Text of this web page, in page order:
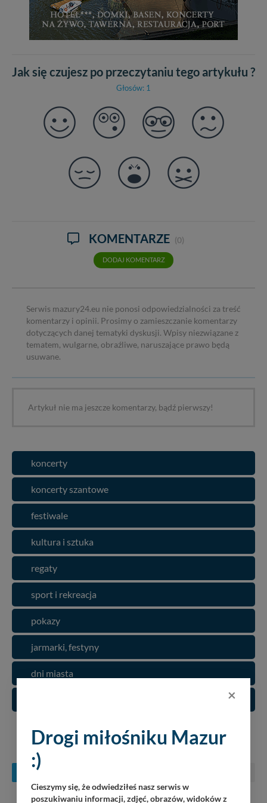
Jak się czujesz po przeczytaniu tego artykułu ?
Głosów: 1
KOMENTARZE (0)
DODAJ KOMENTARZ
Serwis mazury24.eu nie ponosi odpowiedzialności za treść
komentarzy i opinii. Prosimy o zamieszczanie komentarzy
dotyczących danej tematyki dyskusji. Wpisy niezwiązane z
tematem, wulgarne, obraźliwe, naruszające prawo będą
usuwane.
Artykuł nie ma jeszcze komentarzy, bądź pierwszy!
koncerty
koncerty szantowe
festiwale
kultura i sztuka
regaty
sport i rekreacja
pokazy
jarmarki, festyny
dni miasta
KONCERTY NA MAZURACH
SIERPIEŃ
PN WT ŚR CZ PT SO
×
Drogi miłośniku Mazur
:)
Cieszymy się, że odwiedziłeś nasz serwis w
poszukiwaniu informacji, zdjęć, obrazów, widoków z